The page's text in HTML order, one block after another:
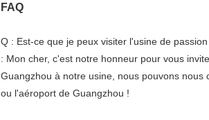
FAQ
Q : Est-ce que je peux visiter l'usine de
: Mon cher, c'est notre honneur pour vous
Guangzhou à notre usine, nous pouvons
ou l'aéroport de Guangzhou !